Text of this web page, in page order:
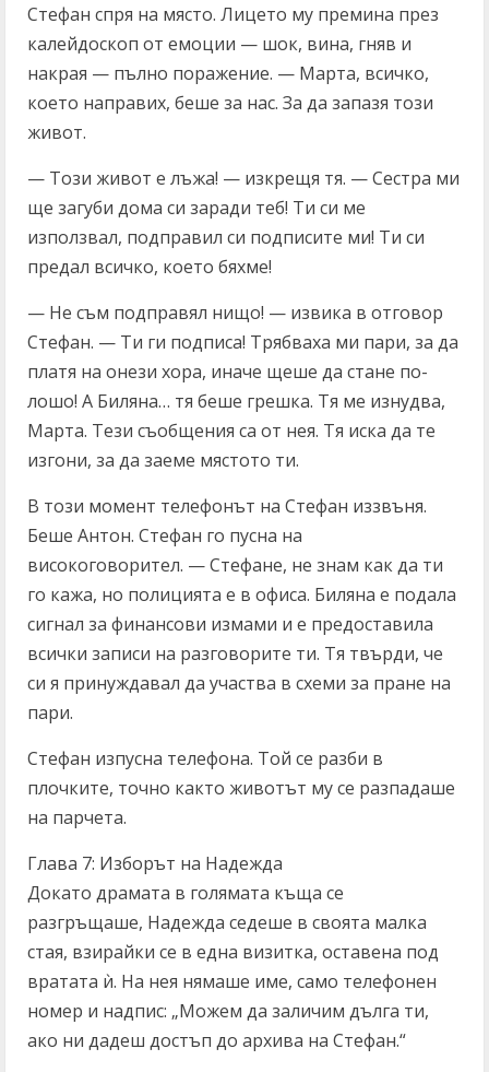
Стефан спря на място. Лицето му премина през
калейдоскоп от емоции — шок, вина, гняв и
накрая — пълно поражение. — Марта, всичко,
което направих, беше за нас. За да запазя този
живот.
— Този живот е лъжа! — изкрещя тя. — Сестра ми
ще загуби дома си заради теб! Ти си ме
използвал, подправил си подписите ми! Ти си
предал всичко, което бяхме!
— Не съм подправял нищо! — извика в отговор
Стефан. — Ти ги подписа! Трябваха ми пари, за да
платя на онези хора, иначе щеше да стане по-
лошо! А Биляна… тя беше грешка. Тя ме изнудва,
Марта. Тези съобщения са от нея. Тя иска да те
изгони, за да заеме мястото ти.
В този момент телефонът на Стефан иззвъня.
Беше Антон. Стефан го пусна на
високоговорител. — Стефане, не знам как да ти
го кажа, но полицията е в офиса. Биляна е подала
сигнал за финансови измами и е предоставила
всички записи на разговорите ти. Тя твърди, че
си я принуждавал да участва в схеми за пране на
пари.
Стефан изпусна телефона. Той се разби в
плочките, точно както животът му се разпадаше
на парчета.
Глава 7: Изборът на Надежда
Докато драмата в голямата къща се
разгръщаше, Надежда седеше в своята малка
стая, взирайки се в една визитка, оставена под
вратата ѝ. На нея нямаше име, само телефонен
номер и надпис: „Можем да заличим дълга ти,
ако ни дадеш достъп до архива на Стефан.“